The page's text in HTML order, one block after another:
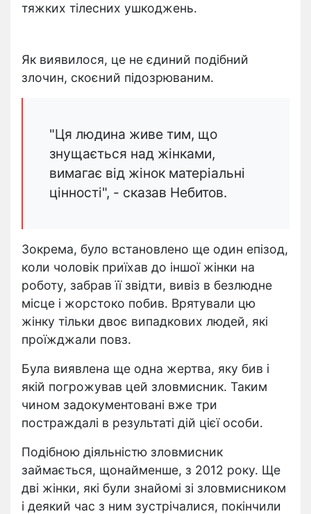
тяжких тілесних ушкоджень.
Як виявилося, це не єдиний подібний
злочин, скоєний підозрюваним.
"Ця людина живе тим, що
знущається над жінками,
вимагає від жінок матеріальні
цінності", - сказав Небитов.
Зокрема, було встановлено ще один епізод,
коли чоловік приїхав до іншої жінки на
роботу, забрав її звідти, вивіз в безлюдне
місце і жорстоко побив. Врятували цю
жінку тільки двоє випадкових людей, які
проїжджали повз.
Була виявлена ще одна жертва, яку бив і
якій погрожував цей зловмисник. Таким
чином задокументовані вже три
постраждалі в результаті дій цієї особи.
Подібною діяльністю зловмисник
займається, щонайменше, з 2012 року. Ще
дві жінки, які були знайомі зі зловмисником
і деякий час з ним зустрічалися, покінчили